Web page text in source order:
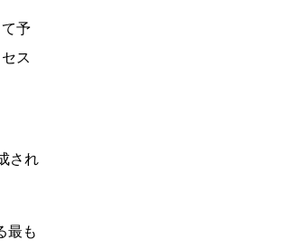
予
ス
され
最も